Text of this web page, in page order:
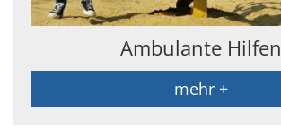
Ambulante Hilfen
mehr +